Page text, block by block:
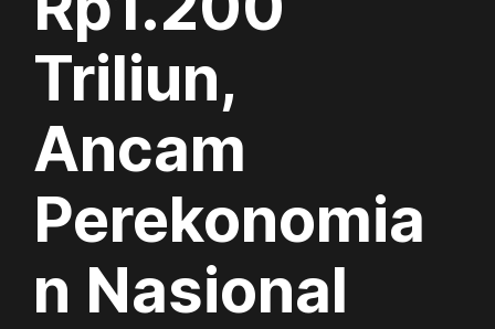
Triliun,
Ancam
Perekonomia
n Nasional